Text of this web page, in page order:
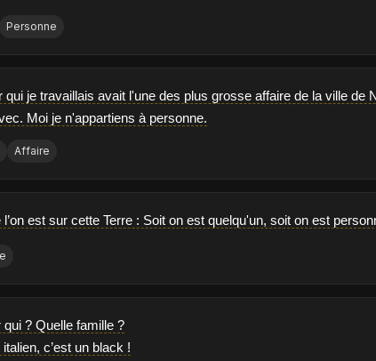
Personne
qui je travaillais avait l'une des plus grosse affaire de la ville de
Moi je n'appartiens à personne.
Affaire
est sur cette Terre : Soit on est quelqu'un, soit on est
qui ? Quelle famille ?
c’est un black !